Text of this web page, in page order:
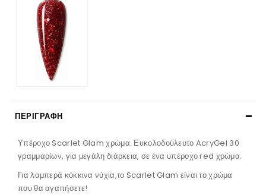
ΠΕΡΙΓΡΑΦΉ
Υπέροχο Scarlet Glam χρώμα. Ευκολοδούλευτο AcryGel 30
γραμμαρίων, για μεγάλη διάρκεια, σε ένα υπέροχο red χρώμα.
Για λαμπερά κόκκινα νύχια,το Scarlet Glam είναι το χρώμα
που θα αγαπήσετε!